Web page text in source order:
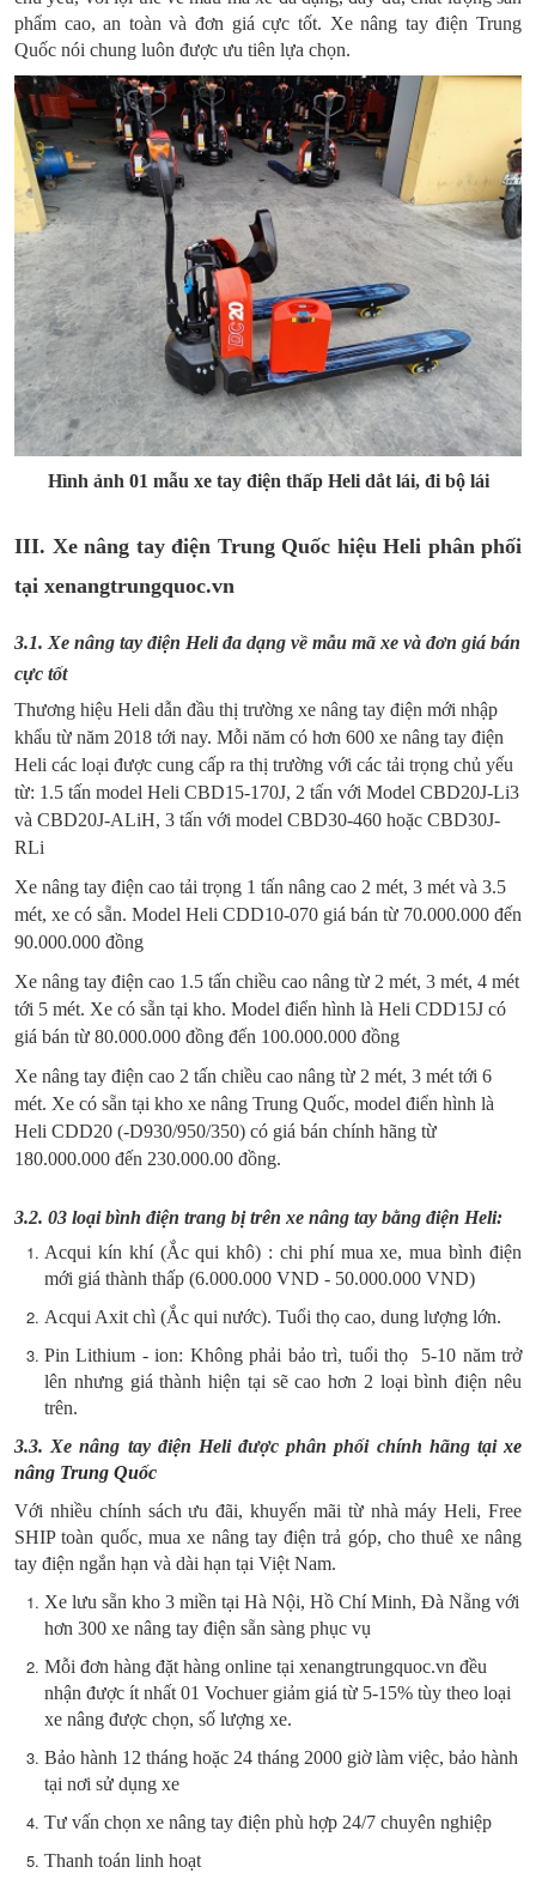
phẩm cao, an toàn và đơn giá cực tốt. Xe nâng tay điện Trung
Quốc nói chung luôn được ưu tiên lựa chọn.
Hình ảnh 01 mẫu xe tay điện thấp Heli dắt lái, đi bộ lái
III. Xe nâng tay điện Trung Quốc hiệu Heli phân phối
tại xenangtrungquoc.vn
3.1. Xe nâng tay điện Heli đa dạng về mẫu mã xe và đơn giá bán
cực tốt
Thương hiệu Heli dẫn đầu thị trường xe nâng tay điện mới nhập
khẩu từ năm 2018 tới nay. Mỗi năm có hơn 600 xe nâng tay điện
Heli các loại được cung cấp ra thị trường với các tải trọng chủ yếu
từ: 1.5 tấn model Heli CBD15-170J, 2 tấn với Model CBD20J-Li3
và CBD20J-ALiH, 3 tấn với model CBD30-460 hoặc CBD30J-
RLi
Xe nâng tay điện cao tải trọng 1 tấn nâng cao 2 mét, 3 mét và 3.5
mét, xe có sẵn. Model Heli CDD10-070 giá bán từ 70.000.000 đến
90.000.000 đồng
Xe nâng tay điện cao 1.5 tấn chiều cao nâng từ 2 mét, 3 mét, 4 mét
tới 5 mét. Xe có sẵn tại kho. Model điển hình là Heli CDD15J có
giá bán từ 80.000.000 đồng đến 100.000.000 đồng
Xe nâng tay điện cao 2 tấn chiều cao nâng từ 2 mét, 3 mét tới 6
mét. Xe có sẵn tại kho xe nâng Trung Quốc, model điển hình là
Heli CDD20 (-D930/950/350) có giá bán chính hãng từ
180.000.000 đến 230.000.00 đồng.
3.2. 03 loại bình điện trang bị trên xe nâng tay bằng điện Heli:
Acqui kín khí (Ắc qui khô) : chi phí mua xe, mua bình điện
mới giá thành thấp (6.000.000 VND - 50.000.000 VND)
Acqui Axit chì (Ắc qui nước). Tuổi thọ cao, dung lượng lớn.
Pin Lithium - ion: Không phải bảo trì, tuổi thọ 5-10 năm trở
lên nhưng giá thành hiện tại sẽ cao hơn 2 loại bình điện nêu
trên.
3.3. Xe nâng tay điện Heli được phân phối chính hãng tại xe
nâng Trung Quốc
Với nhiều chính sách ưu đãi, khuyến mãi từ nhà máy Heli, Free
SHIP toàn quốc, mua xe nâng tay điện trả góp, cho thuê xe nâng
tay điện ngắn hạn và dài hạn tại Việt Nam.
Xe lưu sẵn kho 3 miền tại Hà Nội, Hồ Chí Minh, Đà Nẵng với
hơn 300 xe nâng tay điện sẵn sàng phục vụ
Mỗi đơn hàng đặt hàng online tại xenangtrungquoc.vn đều
nhận được ít nhất 01 Vochuer giảm giá từ 5-15% tùy theo loại
xe nâng được chọn, số lượng xe.
Bảo hành 12 tháng hoặc 24 tháng 2000 giờ làm việc, bảo hành
tại nơi sử dụng xe
Tư vấn chọn xe nâng tay điện phù hợp 24/7 chuyên nghiệp
Thanh toán linh hoạt